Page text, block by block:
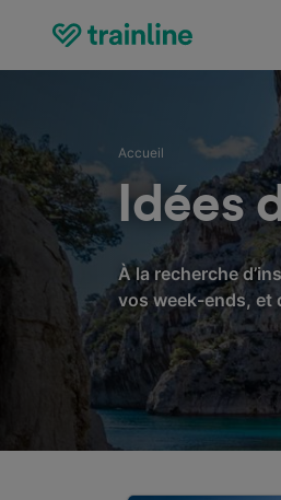
Accueil
Idées
À la recherche
vos week-ends, et